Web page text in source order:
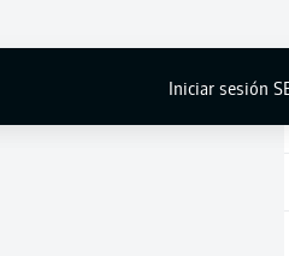
Iniciar sesión